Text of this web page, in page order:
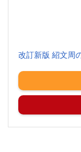
改訂新版 紹文周